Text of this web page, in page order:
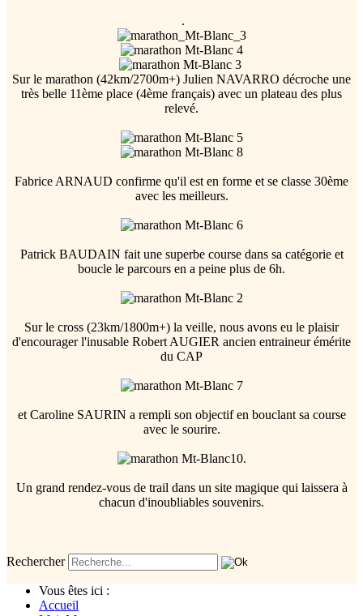
.
Sur le marathon (42km/2700m+) Julien NAVARRO décroche une
très belle 11ème place (4ème français) avec un plateau des plus
relevé.
Fabrice ARNAUD confirme qu'il est en forme et se classe 30ème
avec les meilleurs.
Patrick BAUDAIN fait une superbe course dans sa catégorie et
boucle le parcours en a peine plus de 6h.
Sur le cross (23km/1800m+) la veille, nous avons eu le plaisir
d'encourager l'inusable Robert AUGIER ancien entraineur émérite
du CAP
et Caroline SAURIN a rempli son objectif en bouclant sa course
avec le sourire.
Un grand rendez-vous de trail dans un site magique qui laissera à
chacun d'inoubliables souvenirs.
Rechercher
Vous êtes ici :
Accueil